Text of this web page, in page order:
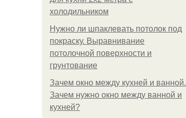
холодильником
Нужно ли шпаклевать потолок под
покраску. Выравнивание
потолочной поверхности и
грунтование
Зачем окно между кухней и ванной.
Зачем нужно окно между ванной и
кухней?